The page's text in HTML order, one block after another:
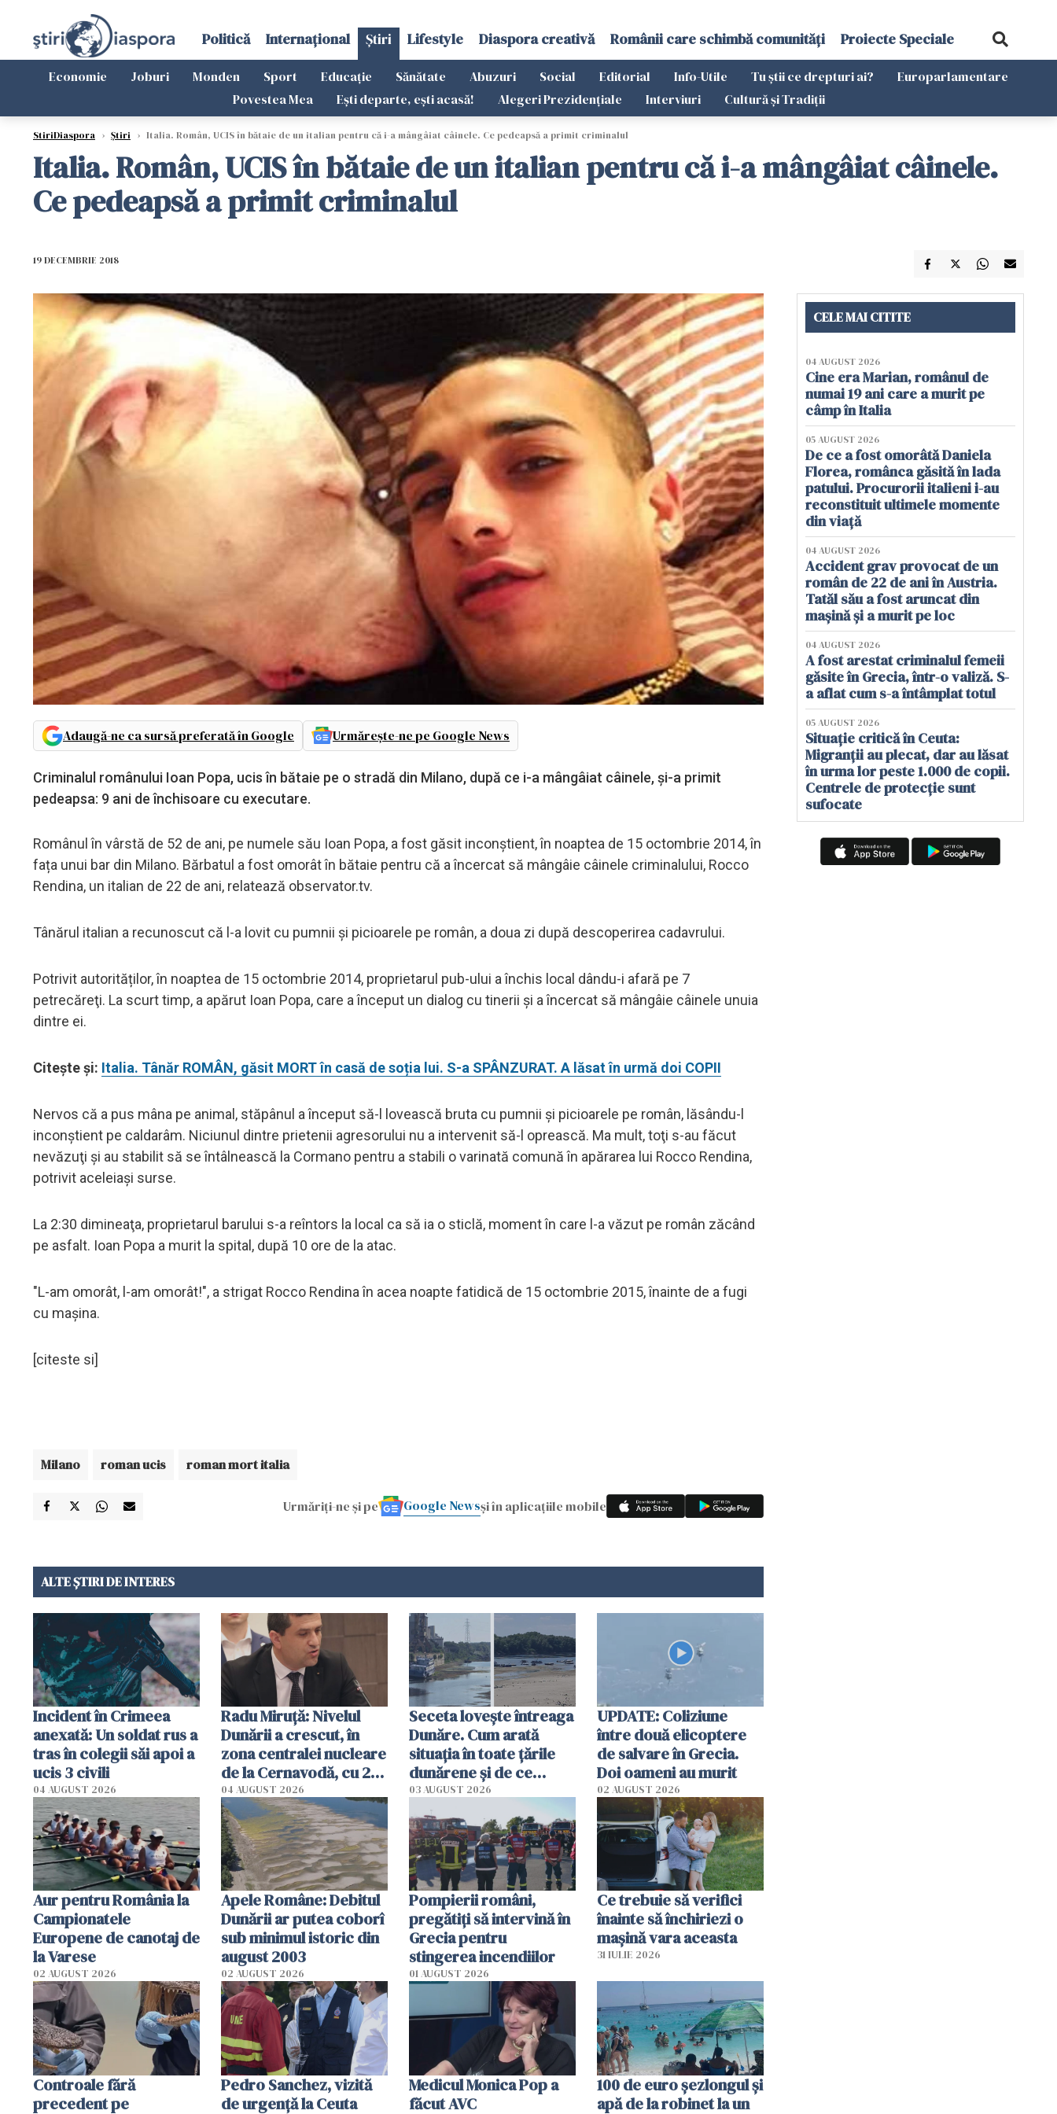
Politică Internațional Știri Lifestyle Diaspora creativă Românii care schimbă comunități Proiecte Speciale
Economie Joburi Monden Sport Educație Sănătate Abuzuri Social Editorial Info-Utile Tu știi ce drepturi ai?
Europarlamentare
Povestea Mea
Ești departe, ești acasă! Alegeri Prezidențiale Interviuri Cultură și Tradiții
StiriDiaspora › Știri › Italia. Român, UCIS în bătaie de un italian pentru că i-a mângâiat câinele. Ce pedeapsă a primit criminalul
Italia. Român, UCIS în bătaie de un italian pentru că i-a mângâiat câinele.
Ce pedeapsă a primit criminalul
19 DECEMBRIE 2018
Adaugă-ne ca sursă preferată în Google Urmărește-ne pe Google News
Criminalul românului Ioan Popa, ucis în bătaie pe o stradă din Milano, după ce i-a mângâiat câinele, și-a primit
pedeapsa: 9 ani de închisoare cu executare.
Românul în vârstă de 52 de ani, pe numele său Ioan Popa, a fost găsit inconştient, în noaptea de 15 octombrie 2014, în
fața unui bar din Milano. Bărbatul a fost omorât în bătaie pentru că a încercat să mângâie câinele criminalului, Rocco
Rendina, un italian de 22 de ani, relatează observator.tv.
Tânărul italian a recunoscut că l-a lovit cu pumnii și picioarele pe român, a doua zi după descoperirea cadavrului.
Potrivit autorităților, în noaptea de 15 octombrie 2014, proprietarul pub-ului a închis local dându-i afară pe 7
petrecăreţi. La scurt timp, a apărut Ioan Popa, care a început un dialog cu tinerii şi a încercat să mângâie câinele unuia
dintre ei.
Citește și: Italia. Tânăr ROMÂN, găsit MORT în casă de soția lui. S-a SPÂNZURAT. A lăsat în urmă doi COPII
Nervos că a pus mâna pe animal, stăpânul a început să-l lovească bruta cu pumnii şi picioarele pe român, lăsându-l
inconştient pe caldarâm. Niciunul dintre prietenii agresorului nu a intervenit să-l oprească. Ma mult, toţi s-au făcut
nevăzuţi şi au stabilit să se întâlnească la Cormano pentru a stabili o varinată comună în apărarea lui Rocco Rendina,
potrivit aceleiași surse.
La 2:30 dimineaţa, proprietarul barului s-a reîntors la local ca să ia o sticlă, moment în care l-a văzut pe român zăcând
pe asfalt. Ioan Popa a murit la spital, după 10 ore de la atac.
"L-am omorât, l-am omorât!", a strigat Rocco Rendina în acea noapte fatidică de 15 octombrie 2015, înainte de a fugi
cu maşina.
[citeste si]
Milano roman ucis roman mort italia
Urmăriți-ne și pe Google Newsși în aplicațiile mobile
ALTE ȘTIRI DE INTERES
Incident în Crimeea
anexată: Un soldat rus a
tras în colegii săi apoi a
ucis 3 civili
04 AUGUST 2026
Radu Miruţă: Nivelul
Dunării a crescut, în
zona centralei nucleare
de la Cernavodă, cu 2
cm faţă de ziua trecută
04 AUGUST 2026
Seceta lovește întreaga
Dunăre. Cum arată
situația în toate țările
dunărene și de ce
România resimte
efectele, deși a plouat
în iulie
03 AUGUST 2026
UPDATE: Coliziune
între două elicoptere
de salvare în Grecia.
Doi oameni au murit
02 AUGUST 2026
Aur pentru România la
Campionatele
Europene de canotaj de
la Varese
02 AUGUST 2026
Apele Române: Debitul
Dunării ar putea coborî
sub minimul istoric din
august 2003
02 AUGUST 2026
Pompierii români,
pregătiţi să intervină în
Grecia pentru
stingerea incendiilor
01 AUGUST 2026
Ce trebuie să verifici
înainte să închiriezi o
mașină vara aceasta
31 IULIE 2026
Controale fără
precedent pe
Pedro Sanchez, vizită
de urgență la Ceuta
Medicul Monica Pop a
făcut AVC
100 de euro șezlongul și
apă de la robinet la un
CELE MAI CITITE
04 AUGUST 2026
Cine era Marian, românul de
numai 19 ani care a murit pe
câmp în Italia
05 AUGUST 2026
De ce a fost omorâtă Daniela
Florea, românca găsită în lada
patului. Procurorii italieni i-au
reconstituit ultimele momente
din viață
04 AUGUST 2026
Accident grav provocat de un
român de 22 de ani în Austria.
Tatăl său a fost aruncat din
mașină și a murit pe loc
04 AUGUST 2026
A fost arestat criminalul femeii
găsite în Grecia, într-o valiză. S-
a aflat cum s-a întâmplat totul
05 AUGUST 2026
Situație critică în Ceuta:
Migranții au plecat, dar au lăsat
în urma lor peste 1.000 de copii.
Centrele de protecție sunt
sufocate